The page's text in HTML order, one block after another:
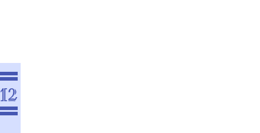
12